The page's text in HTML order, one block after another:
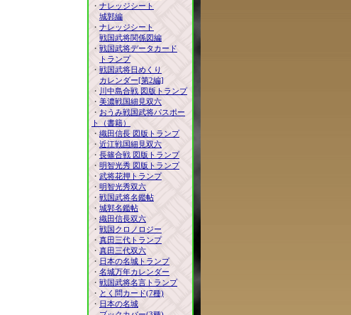
・ ナレッジシート
城郭編
・ ナレッジシート
戦国武将関係図編
・ 戦国武将データカード
トランプ
・ 戦国武将日めくり
カレンダー[第2編]
・ 川中島合戦 図版トランプ
・ 美濃戦国細見双六
・ おうみ戦国武将パスポー
ト（書籍）
・ 織田信長 図版トランプ
・ 近江戦国細見双六
・ 長篠合戦 図版トランプ
・ 明智光秀 図版トランプ
・ 武将花押トランプ
・ 明智光秀双六
・ 戦国武将名鑑帖
・ 城郭名鑑帖
・ 織田信長双六
・ 戦国クロノロジー
・ 真田三代トランプ
・ 真田三代双六
・ 日本の名城トランプ
・ 名城万年カレンダー
・ 戦国武将名言トランプ
・ とく問カード(7種)
・ 日本の名城